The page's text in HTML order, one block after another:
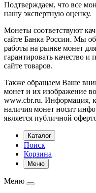
Подтверждаем, что все
нашу экспертную оценку.
Монеты соответствуют
сайте Банка России. Мы
работы на рынке монет
гарантировать качество
сайте товаров.
Также обращаем Ваше
монет и их изображение
www.cbr.ru. Информация,
наличия монет носит
является публичной
Каталог
Поиск
Корзина
Меню
Меню